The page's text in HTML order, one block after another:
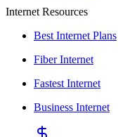
Internet Resources
Best Internet Plans
Fiber Internet
Fastest Internet
Business Internet